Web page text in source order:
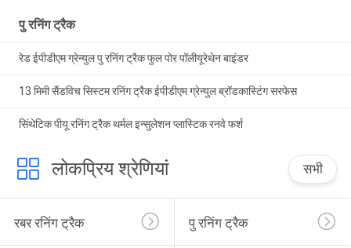
पु रनिंग ट्रैक
रेड ईपीडीएम ग्रेन्युल पु रनिंग ट्रैक फुल पोर पॉलीयूरेथेन बाइंडर
13 मिमी सैंडविच सिस्टम रनिंग ट्रैक ईपीडीएम ग्रेन्युल ब्रॉडकास्टिंग सरफेस
सिंथेटिक पीयू रनिंग ट्रैक थर्मल इन्सुलेशन प्लास्टिक रनवे फर्श
लोकप्रिय श्रेणियां सभी
रबर रनिंग ट्रैक पु रनिंग ट्रैक